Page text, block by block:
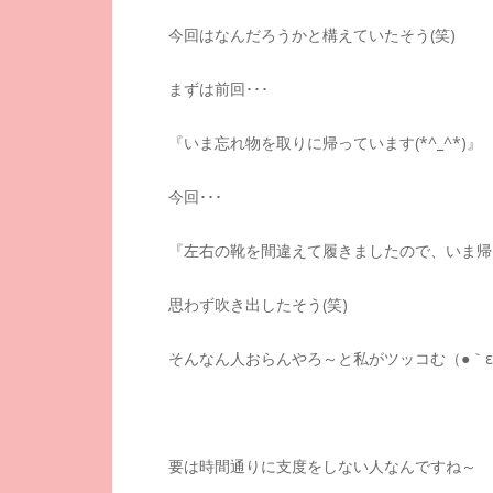
今回はなんだろうかと構えていたそう(笑)
まずは前回･･･
『いま忘れ物を取りに帰っています(*^_^*)』
今回･･･
『左右の靴を間違えて履きましたので、いま
思わず吹き出したそう(笑)
そんなん人おらんやろ～と私がツッコむ（●｀
要は時間通りに支度をしない人なんですね～